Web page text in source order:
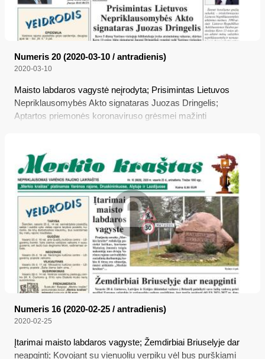
Numeris 20 (2020-03-10 / antradienis)
2020-03-10
Maisto labdaros vagystė neįrodyta; Prisimintas Lietuvos
Nepriklausomybės Akto signataras Juozas Dringelis;
Aptartos priemonės koronaviruso grėsmei mažinti
Numeris 16 (2020-02-25 / antradienis)
2020-02-25
Įtarimai maisto labdaros vagyste; Žemdirbiai Briuselyje dar
neapginti; Kovojant su vienuoliu verpiku vėl bus purškiami